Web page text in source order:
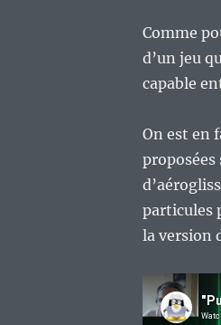
Comme
d’un jeu
capable
On est en
particules
la version